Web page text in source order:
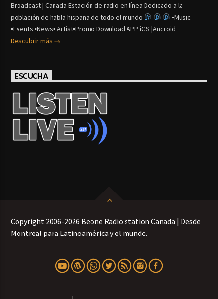
Broadcast | Canada Estación de radio en línea Dedicado a la
población de habla hispana de todo el mundo
▪Music
▪Events ▪News▪ Artist▪Promo Download APP iOS |Android
Descubrir más
ESCUCHA
Copyright 2006-2026 Beone Radio station Canada | Desde
Montreal para Latinoamérica y el mundo.